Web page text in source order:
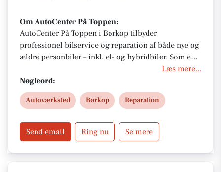
Om AutoCenter På Toppen:
AutoCenter På Toppen i Børkop tilbyder
professionel bilservice og reparation af både nye og
ældre personbiler – inkl. el- og hybridbiler. Som en
del af AutoPartner får du 3 års garanti, service under
fabriksgaranti og originale reservedele. Book tid
online eller besøg os for et godt tilbud.
Læs mere...
Nøgleord:
Autoværksted Børkop Reparation
Send email Ring nu Se mere